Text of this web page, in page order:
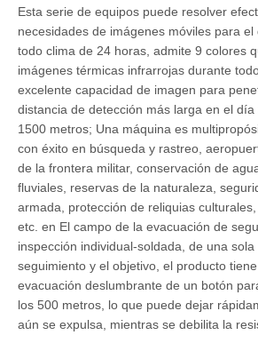
Esta serie de equipos puede resolver
necesidades de imágenes móviles para
todo clima de 24 horas, admite 9 colores
imágenes térmicas infrarrojas durante
excelente capacidad de imagen para
distancia de detección más larga en el día
1500 metros; Una máquina es
con éxito en búsqueda y rastreo,
de la frontera militar, conservación de
fluviales, reservas de la naturaleza,
armada, protección de reliquias
etc. en El campo de la evacuación de
inspección individual-soldada, de una
seguimiento y el objetivo, el producto
evacuación deslumbrante de un botón
los 500 metros, lo que puede dejar
aún se expulsa, mientras se debilita la